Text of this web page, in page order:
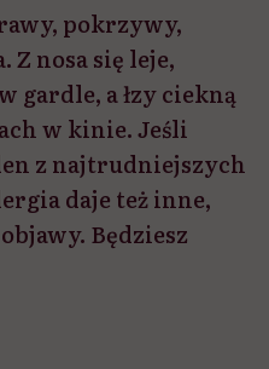
pokrzywy,
Z nosa się leje,
gardle, a łzy ciekną
w kinie. Jeśli
z najtrudniejszych
daje też inne,
Będziesz